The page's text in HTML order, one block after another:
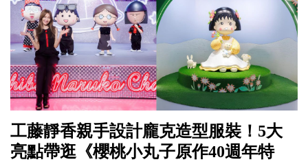
工藤靜香親手設計龐克造型服裝！5大
亮點帶逛《櫻桃小丸子原作40週年特